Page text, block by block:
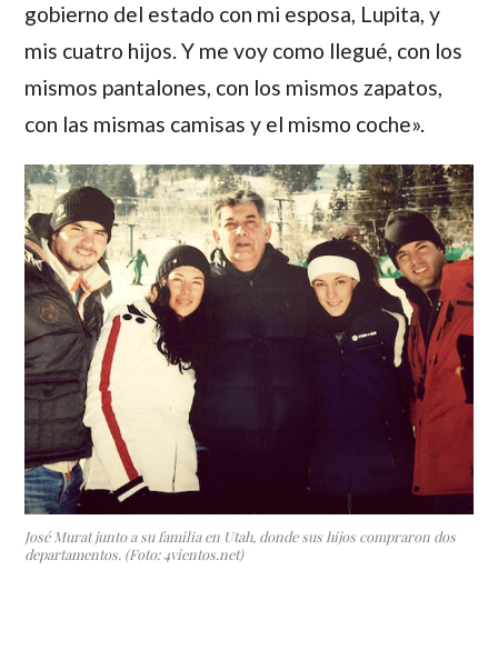
gobierno del estado con mi esposa, Lupita, y
mis cuatro hijos. Y me voy como llegué, con los
mismos pantalones, con los mismos zapatos,
con las mismas camisas y el mismo coche».
José Murat junto a su familia en Utah, donde sus hijos compraron dos
departamentos. (Foto: 4vientos.net)